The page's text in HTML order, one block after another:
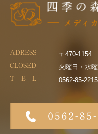
ADRESS 〒470-1154
CLOSED 火曜日・水
T E L 0562-85-2215